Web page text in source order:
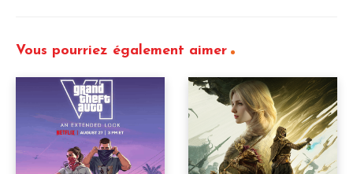
Vous pourriez également aimer